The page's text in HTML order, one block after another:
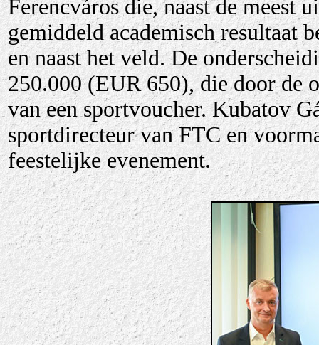
Ferencváros die, naast de meest
gemiddeld academisch resultaat
en naast het veld. De
250.000 (EUR 650), die door de
van een sportvoucher. Kubatov
sportdirecteur van FTC en
feestelijke evenement.